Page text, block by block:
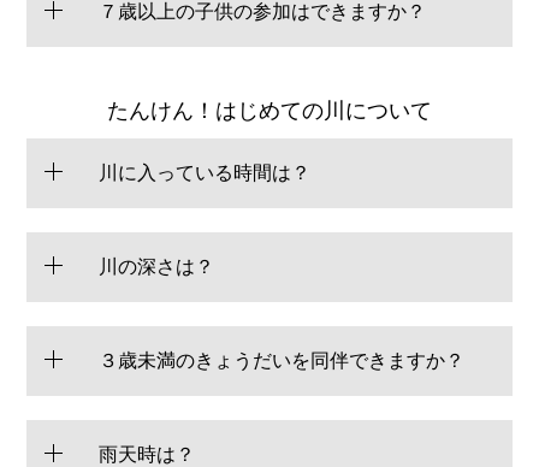
７歳以上の子供の参加はできますか？
たんけん！はじめての川について
川に入っている時間は？
川の深さは？
３歳未満のきょうだいを同伴できますか？
雨天時は？